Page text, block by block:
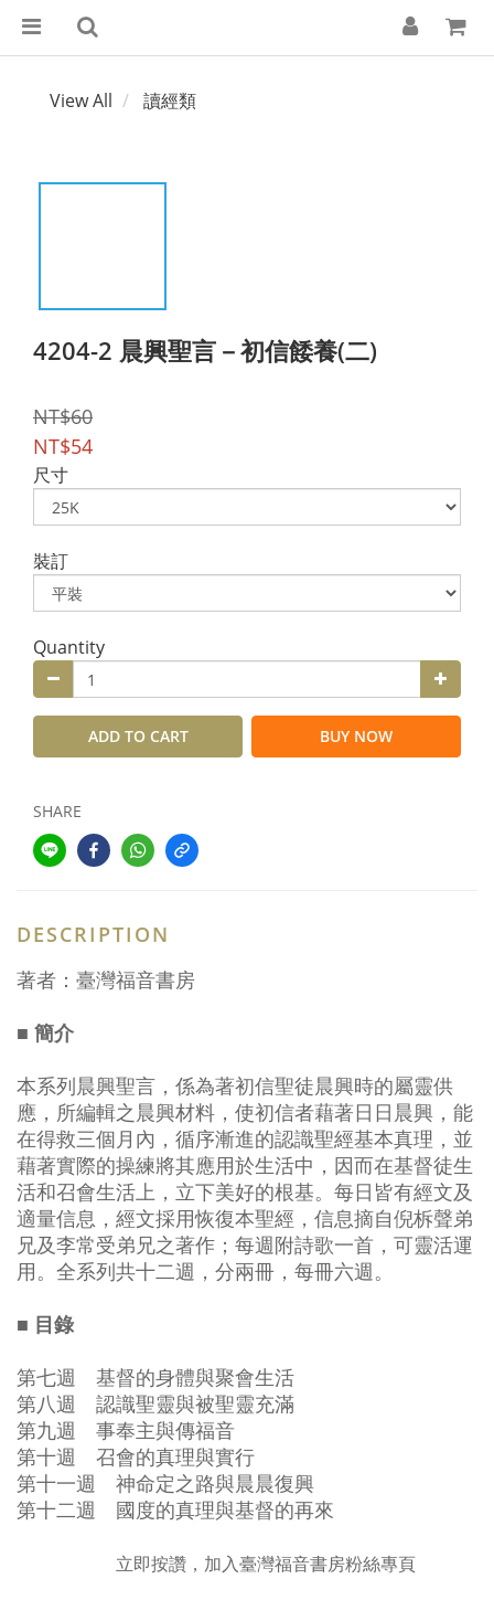
View All 讀經類
4204-2 晨興聖言－初信餧養(二)
NT$60
NT$54
尺寸
裝訂
Quantity
ADD TO CART BUY NOW
SHARE
DESCRIPTION
著者：臺灣福音書房
■ 簡介
本系列晨興聖言，係為著初信聖徒晨興時的屬靈供
應，所編輯之晨興材料，使初信者藉著日日晨興，能
在得救三個月內，循序漸進的認識聖經基本真理，並
藉著實際的操練將其應用於生活中，因而在基督徒生
活和召會生活上，立下美好的根基。每日皆有經文及
適量信息，經文採用恢復本聖經，信息摘自倪柝聲弟
兄及李常受弟兄之著作；每週附詩歌一首，可靈活運
用。全系列共十二週，分兩冊，每冊六週。
■ 目錄
第七週 基督的身體與聚會生活
第八週 認識聖靈與被聖靈充滿
第九週 事奉主與傳福音
第十週 召會的真理與實行
第十一週 神命定之路與晨晨復興
第十二週 國度的真理與基督的再來
立即按讚，加入臺灣福音書房粉絲專頁